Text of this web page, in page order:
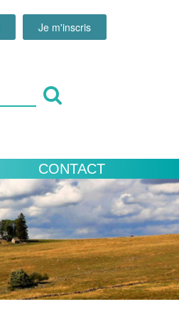
Je m'inscris
CONTACT